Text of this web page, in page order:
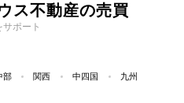
ス不動産の売買
ポート
部 関西 中四国 九州